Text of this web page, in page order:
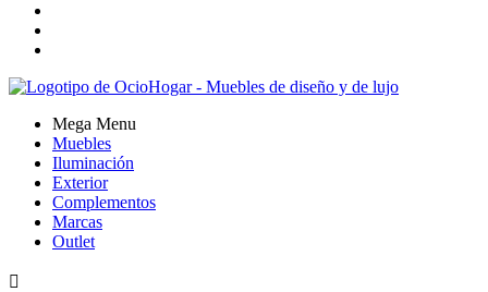
Mega Menu
Muebles
Iluminación
Exterior
Complementos
Marcas
Outlet
